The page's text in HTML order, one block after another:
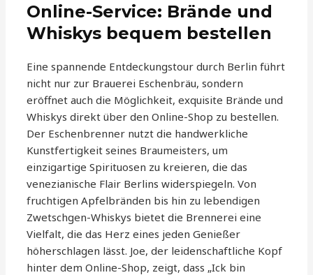
Online-Service: Brände und
Whiskys bequem bestellen
Eine spannende Entdeckungstour durch Berlin führt
nicht nur zur Brauerei Eschenbräu, sondern
eröffnet auch die Möglichkeit, exquisite Brände und
Whiskys direkt über den Online-Shop zu bestellen.
Der Eschenbrenner nutzt die handwerkliche
Kunstfertigkeit seines Braumeisters, um
einzigartige Spirituosen zu kreieren, die das
venezianische Flair Berlins widerspiegeln. Von
fruchtigen Apfelbränden bis hin zu lebendigen
Zwetschgen-Whiskys bietet die Brennerei eine
Vielfalt, die das Herz eines jeden Genießer
höherschlagen lässt. Joe, der leidenschaftliche Kopf
hinter dem Online-Shop, zeigt, dass „Ick bin